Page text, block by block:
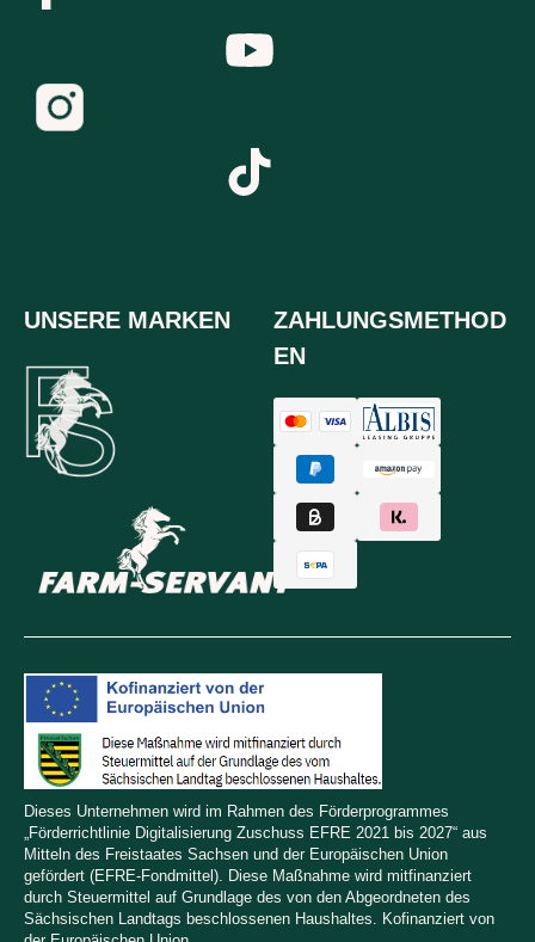
UNSERE MARKEN
ZAHLUNGSMETHOD
EN
Dieses Unternehmen wird im Rahmen des Förderprogrammes
„Förderrichtlinie Digitalisierung Zuschuss EFRE 2021 bis 2027“ aus
Mitteln des Freistaates Sachsen und der Europäischen Union
gefördert (EFRE-Fondmittel). Diese Maßnahme wird mitfinanziert
durch Steuermittel auf Grundlage des von den Abgeordneten des
Sächsischen Landtags beschlossenen Haushaltes. Kofinanziert von